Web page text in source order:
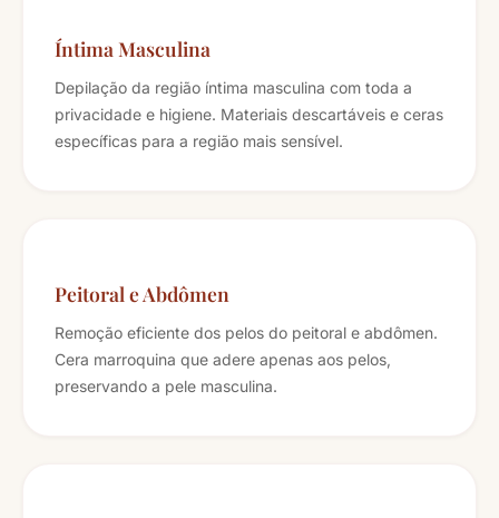
Íntima Masculina
Depilação da região íntima masculina com toda a
privacidade e higiene. Materiais descartáveis e ceras
específicas para a região mais sensível.
Peitoral e Abdômen
Remoção eficiente dos pelos do peitoral e abdômen.
Cera marroquina que adere apenas aos pelos,
preservando a pele masculina.